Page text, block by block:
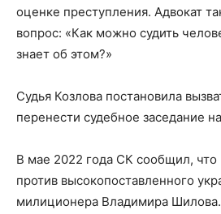
оценке преступления. Адвокат
вопрос: «Как можно судить
знает об этом?»
Судья Козлова постановила
перенести судебное заседание
В мае 2022 года СК сообщил, что
против высокопоставленного
милиционера Владимира